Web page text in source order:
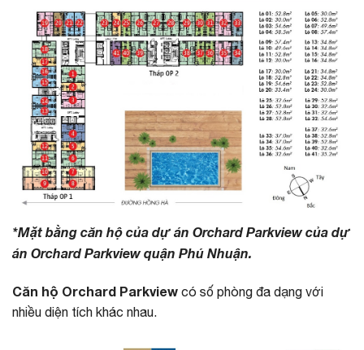
*Mặt bằng căn hộ của dự án Orchard Parkview của dự
án Orchard Parkview quận Phú Nhuận.
Căn hộ Orchard Parkview có số phòng đa dạng với
nhiều diện tích khác nhau.